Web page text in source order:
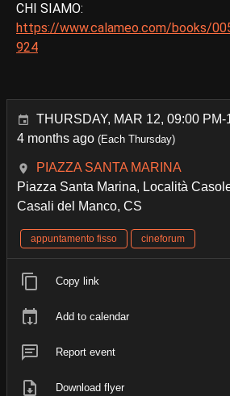
CHI SIAMO:
https://www.calameo.com/books/
924
THURSDAY, MAR 12, 09:00 PM-
4 months ago (Each Thursday)
PIAZZA SANTA MARINA
Piazza Santa Marina, Località
Casali del Manco, CS
appuntamento fisso cineforum
Copy link
Add to calendar
Report event
Download flyer